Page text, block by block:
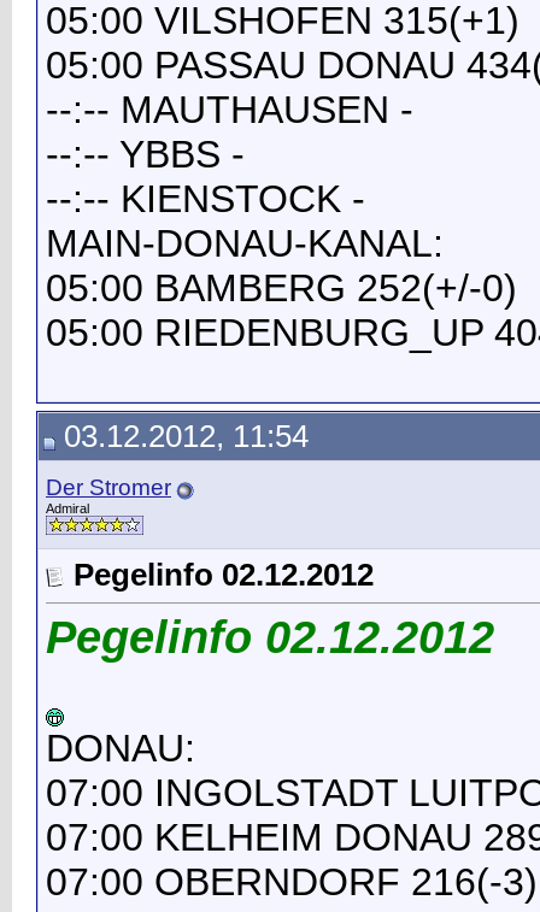
05:00 VILSHOFEN 315(+1)
05:00 PASSAU DONAU
--:-- MAUTHAUSEN -
--:-- YBBS -
--:-- KIENSTOCK -
MAIN-DONAU-KANAL:
05:00 BAMBERG 252(+/-0)
05:00 RIEDENBURG_UP
03.12.2012, 11:54
Der Stromer
Admiral
Pegelinfo 02.12.2012
Pegelinfo 02.12.2012
DONAU:
07:00 INGOLSTADT
07:00 KELHEIM DONAU
07:00 OBERNDORF 216(-3)